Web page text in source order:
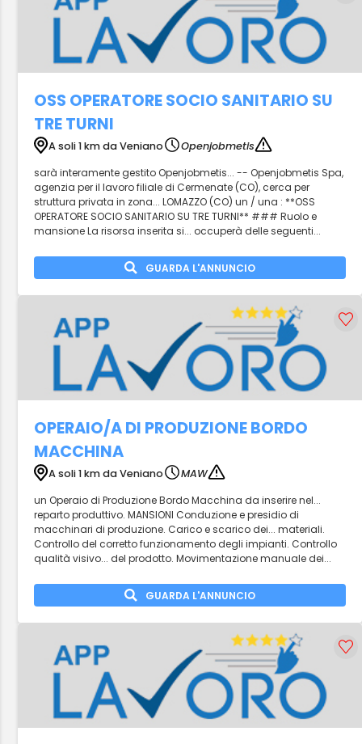
OSS OPERATORE SOCIO SANITARIO SU
TRE TURNI
A soli 1 km da Veniano
Openjobmetis
sarà interamente gestito Openjobmetis... -- Openjobmetis Spa,
agenzia per il lavoro filiale di Cermenate (CO), cerca per
struttura privata in zona... LOMAZZO (CO) un / una : **OSS
OPERATORE SOCIO SANITARIO SU TRE TURNI** ### Ruolo e
mansione La risorsa inserita si... occuperà delle seguenti...
GUARDA L'ANNUNCIO
OPERAIO/A DI PRODUZIONE BORDO
MACCHINA
A soli 1 km da Veniano
MAW
un Operaio di Produzione Bordo Macchina da inserire nel...
reparto produttivo. MANSIONI Conduzione e presidio di
macchinari di produzione. Carico e scarico dei... materiali.
Controllo del corretto funzionamento degli impianti. Controllo
qualità visivo... del prodotto. Movimentazione manuale dei...
GUARDA L'ANNUNCIO